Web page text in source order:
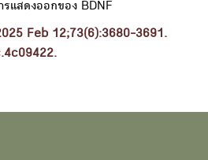
รแสดงออกของ BDNF
Feb 12;73(6):3680-3691.